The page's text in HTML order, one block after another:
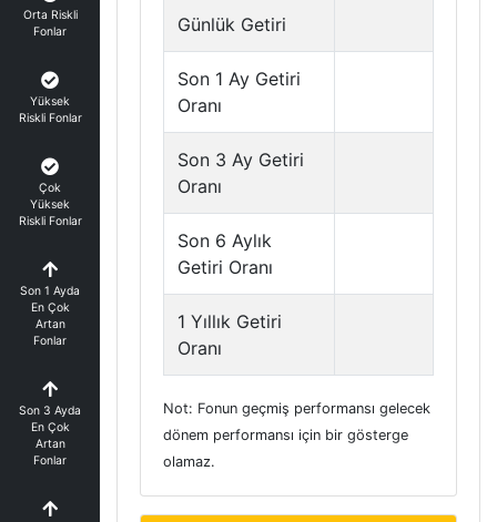
Orta Riskli
Fonlar
Yüksek
Riskli Fonlar
Çok
Yüksek
Riskli Fonlar
Son 1 Ayda
En Çok
Artan
Fonlar
Son 3 Ayda
En Çok
Artan
Fonlar
Günlük Getiri
Son 1 Ay Getiri
Oranı
Son 3 Ay Getiri
Oranı
Son 6 Aylık
Getiri Oranı
1 Yıllık Getiri
Oranı
Not: Fonun geçmiş performansı gelecek
dönem performansı için bir gösterge
olamaz.